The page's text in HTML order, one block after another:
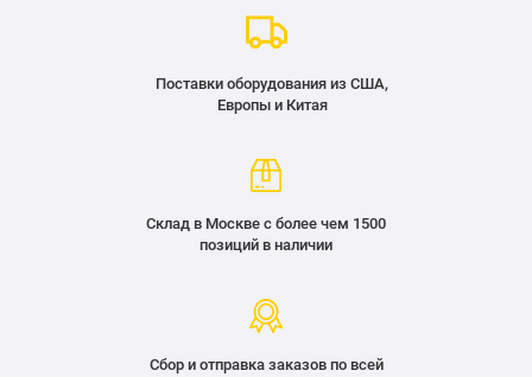
Поставки оборудования из США,
Европы и Китая
Склад в Москве с более чем 1500
позиций в наличии
Сбор и отправка заказов по всей